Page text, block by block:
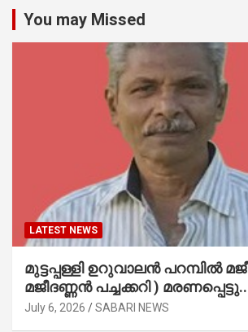
You may Missed
LATEST NEWS
മുട്ടപ്പള്ളി ഉറുവാലൻ പറമ്പിൽ
മജീദണ്ണൻ പച്ചക്കറി ) മരണപ്പെട്ടു..
July 6, 2026 SABARI NEWS